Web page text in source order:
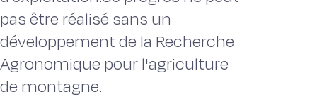
pas être réalisé sans un
développement de la Recherche
Agronomique pour l'agriculture
de montagne.